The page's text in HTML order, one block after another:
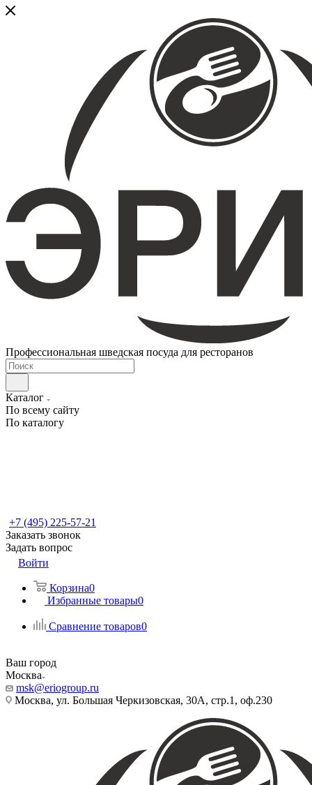
Профессиональная шведская посуда для ресторанов
Каталог
По всему сайту
По каталогу
+7 (495) 225-57-21
Заказать звонок
Задать вопрос
Войти
Корзина0
Избранные товары0
Сравнение товаров0
Ваш город
Москва
msk@eriogroup.ru
Москва, ул. Большая Черкизовская, 30А, стр.1, оф.230